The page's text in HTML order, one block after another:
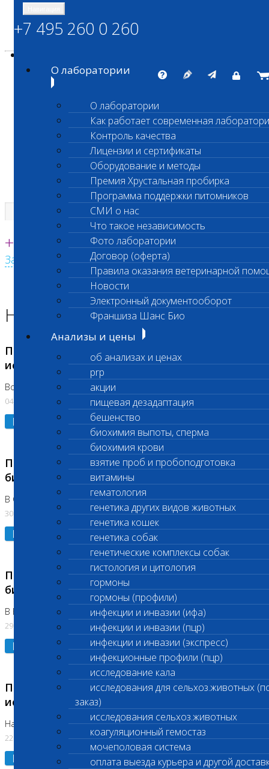
ШАНС БИО
Независимая ветеринарная лаборатория
Единая круглосуточная справочная
+7 495 260 0 260
Заказать звонок с сайта
+7 495 260 0 260
О лаборатории
О лаборатории
Как работает современная
Контроль качества
Лицензии и сертификаты
Оборудование и методы
Премия Хрустальная пробирка
Программа поддержки питомников
СМИ о нас
Что такое независимость
Фото лаборатории
Договор (оферта)
Правила оказания ветеринарной
Новости
Электронный документооборот
Франшиза Шанс Био
Анализы и цены
об анализах и ценах
prp
акции
пищевая дезадаптация
бешенство
биохимия выпоты, сперма
биохимия крови
взятие проб и пробоподготовка
витамины
гематология
генетика других видов животных
генетика кошек
генетика собак
генетические комплексы собак
гистология и цитология
гормоны
гормоны (профили)
инфекции и инвазии (ифа)
инфекции и инвазии (пцр)
инфекции и инвазии (экспресс)
инфекционные профили (пцр)
исследование кала
исследования для сельхоз.животных
заказ)
исследования сельхоз.животных
коагуляционный гемостаз
мочеполовая система
оплата выезда курьера и другой
Главная страница
Новости лаборатории
Приостановка срочных биохимических
исследований
Во Владыкино
04.08.2026
Подробнее
Приостановлено выполнение срочных
биохимических исследований
В Сколково. Код (123,309,310)
30.07.2026
Подробнее
Приостановлено выполнение срочных
биохимических исследований
В Бутово 29.07.26
29.07.2026
Подробнее
Приостановлено выполнение биохимических
исследований
На Нагорной. Код ( 123,310,309)
22.07.2026
Подробнее